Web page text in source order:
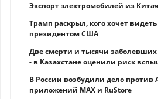
Экспорт электромобилей из
Трамп раскрыл, кого хочет
президентом США
Две смерти и тысячи
- в Казахстане оценили риск
В России возбудили дело против
приложений MAX и RuStore